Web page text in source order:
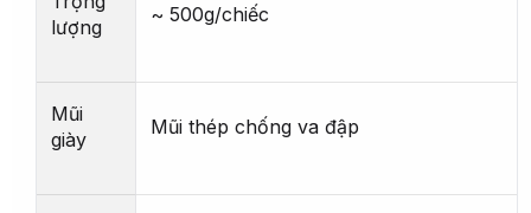
lượng
~ 500g/chiếc
Mũi
giày
Mũi thép chống va đập